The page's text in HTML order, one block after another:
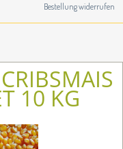
Bestellung widerrufen
10 KG